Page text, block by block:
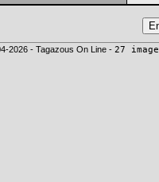
2026 - Tagazous On Line - 27